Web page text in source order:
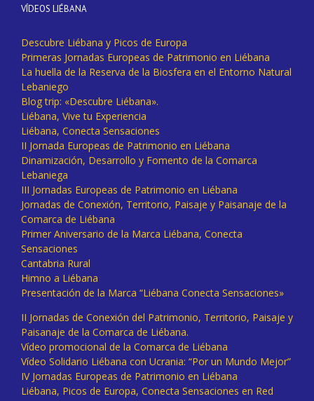
VÍDEOS LIÉBANA
Descubre Liébana y Picos de Europa
Primeras Jornadas Europeas de Patrimonio en Liébana
La huella de la Reserva de la Biosfera en el Entorno Natural
Lebaniego
Blog trip: «Descubre Liébana».
Liébana, Vive tu Experiencia
Liébana, Conecta Sensaciones
II Jornada Europeas de Patrimonio en Liébana
Dinamización, Desarrollo y Fomento de la Comarca
Lebaniega
III Jornadas Europeas de Patrimonio en Liébana
Jornadas de Conexión, Territorio, Paisaje y Paisanaje de la
Comarca de Liébana
Primer Aniversario de la Marca Liébana, Conecta
Sensaciones
Cantabria Rural
Himno a Liébana
Presentación de la Marca “Liébana Conecta Sensaciones»
II Jornadas de Conexión del Patrimonio, Territorio, Paisaje y
Paisanaje de la Comarca de Liébana.
Vídeo promocional de la Comarca de Liébana
Vídeo Solidario Liébana con Ucrania: “Por un Mundo Mejor”
IV Jornadas Europeas de Patrimonio en Liébana
Liébana, Picos de Europa, Conecta Sensaciones en Red